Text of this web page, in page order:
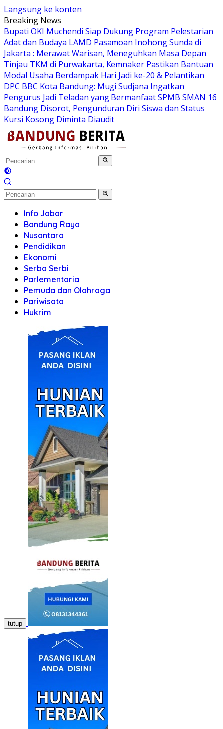
Langsung ke konten
Breaking News
Bupati OKI Muchendi Siap Dukung Program Pelestarian
Adat dan Budaya LAMD Pasamoan Inohong Sunda di
Jakarta : Merawat Warisan, Meneguhkan Masa Depan
Tinjau TKM di Purwakarta, Kemnaker Pastikan Bantuan
Modal Usaha Berdampak Hari Jadi ke-20 & Pelantikan
DPC BBC Kota Bandung: Mugi Sudjana Ingatkan
Pengurus Jadi Teladan yang BermanfaatSPMB SMAN 16
Bandung Disorot, Pengunduran Diri Siswa dan Status
Kursi Kosong Diminta Diaudit
Info Jabar
Bandung Raya
Nusantara
Pendidikan
Ekonomi
Serba Serbi
Parlementaria
Pemuda dan Olahraga
Pariwisata
Hukrim
tutup